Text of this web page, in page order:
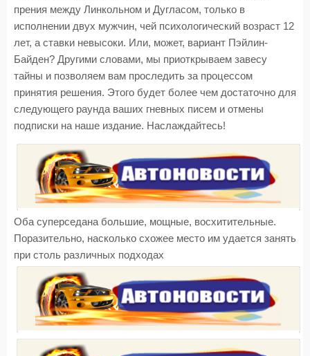
прения между Линкольном и Дугласом, только в
исполнении двух мужчин, чей психологический возраст 12
лет, а ставки невысоки. Или, может, вариант Пэйлин-
Байден? Другими словами, мы приоткрываем завесу
тайны и позволяем вам проследить за процессом
принятия решения. Этого будет более чем достаточно для
следующего раунда ваших гневных писем и отмены
подписки на наше издание. Наслаждайтесь!
Оба суперседана большие, мощные, восхитительные.
Поразительно, насколько схожее место им удается занять
при столь различных подходах